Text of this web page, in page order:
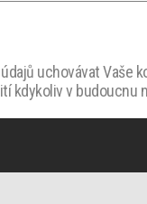
uchovávat
kdykoliv v budoucnu